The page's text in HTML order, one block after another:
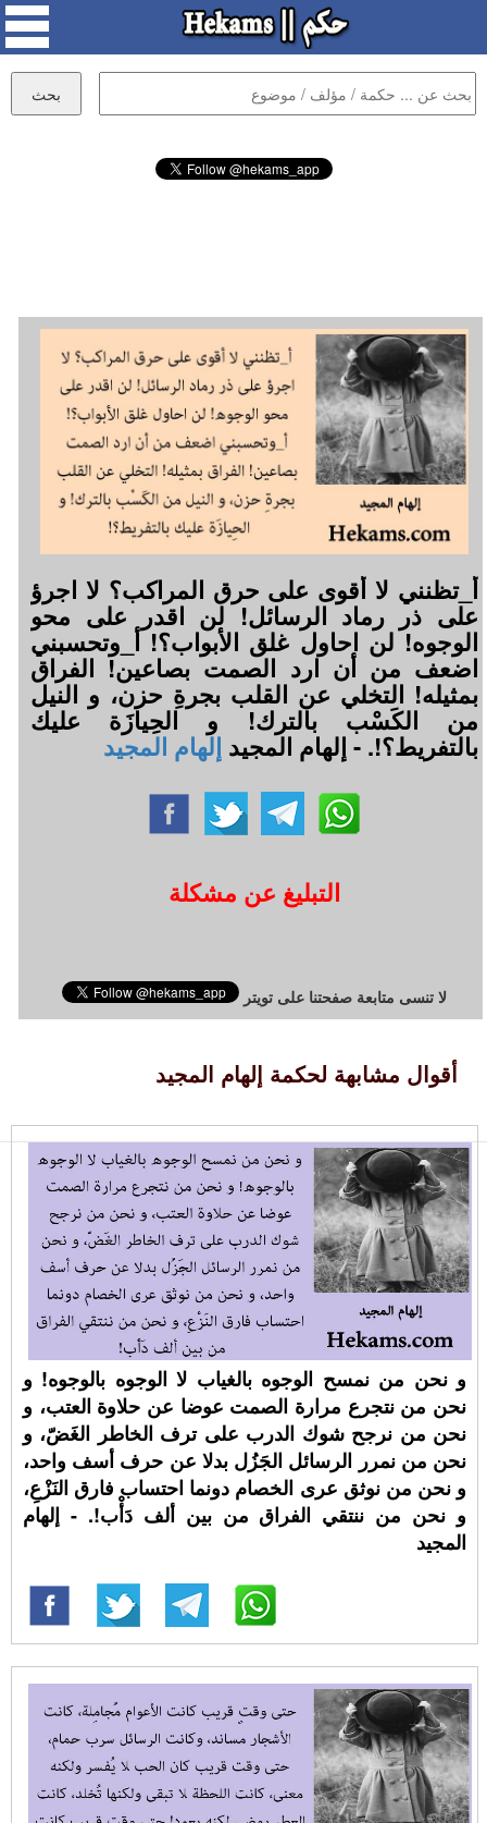
أ_تظنني لا أقوى على حرق المراكب؟ لا اجرؤ
على ذر رماد الرسائل! لن اقدر على محو
الوجوه! لن احاول غلق الأبواب؟! أ_وتحسبني
اضعف من أن ارد الصمت بصاعين! الفراق
بمثيله! التخلي عن القلب بجرةِ حزن، و النيل
من الكَسْب بالترك! و الحِيازَة عليك
بالتفريط؟!. - إلهام المجيد إلهام المجيد
التبليغ عن مشكلة
لا تنسى متابعة صفحتنا على تويتر
أقوال مشابهة لحكمة إلهام المجيد
و نحن من نمسح الوجوه بالغياب لا الوجوه بالوجوه! و
نحن من نتجرع مرارة الصمت عوضا عن حلاوة العتب، و
نحن من نرجح شوك الدرب على ترف الخاطر الغَضّ، و
نحن من نمرر الرسائل الجَزُل بدلا عن حرف أسف واحد،
و نحن من نوثق عرى الخصام دونما احتساب فارق النَزْعِ،
و نحن من ننتقي الفراق من بين ألف دَأْب!. - إلهام
المجيد